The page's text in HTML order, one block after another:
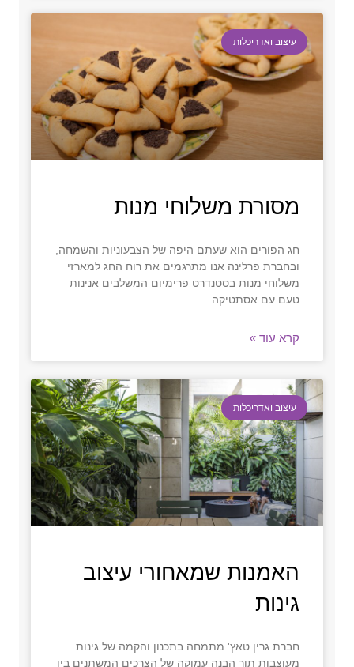
עיצוב ואדריכלות
מסורת משלוחי מנות
חג הפורים הוא שעתם היפה של הצבעוניות והשמחה,
ובחברת פרלינה אנו מתרגמים את רוח החג למארזי
משלוחי מנות בסטנדרט פרימיום המשלבים אנינות
טעם עם אסתטיקה
קרא עוד »
עיצוב ואדריכלות
האמנות שמאחורי עיצוב
גינות
חברת גרין טאץ' מתמחה בתכנון והקמה של גינות
מעוצבות תוך הבנה עמוקה של הצרכים המשתנים בין